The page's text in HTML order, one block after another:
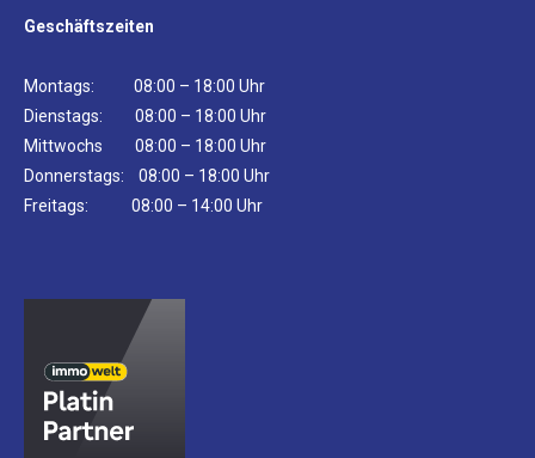
Geschäftszeiten
Montags: 08:00 – 18:00 Uhr
Dienstags: 08:00 – 18:00 Uhr
Mittwochs 08:00 – 18:00 Uhr
Donnerstags: 08:00 – 18:00 Uhr
Freitags: 08:00 – 14:00 Uhr